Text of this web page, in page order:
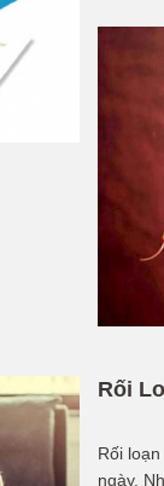
Rối
Rối
ngày.